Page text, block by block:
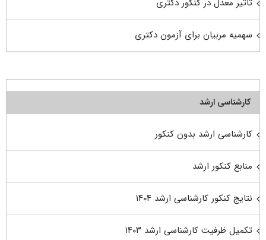
تاثیر معدل در کنکور دکتری
سهمیه مربیان برای آزمون دکتری
کارشناسی ارشد
کارشناسی ارشد بدون کنکور
منابع کنکور ارشد
نتایج کنکور کارشناسی ارشد ۱۴۰۴
تکمیل ظرفیت کارشناسی ارشد ۱۴۰۳